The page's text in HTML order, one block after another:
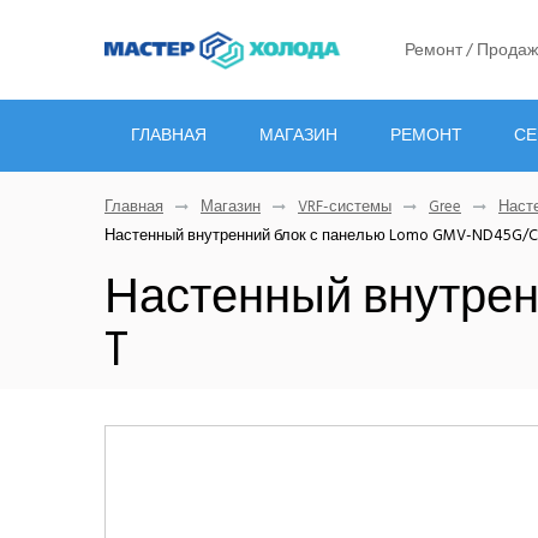
Ремонт /
ГЛАВНАЯ МАГАЗИН РЕМОНТ
Главная Магазин VRF-системы Gree
Настенный внутренний блок с панелью Lomo GMV-ND45G/
Настенный
T